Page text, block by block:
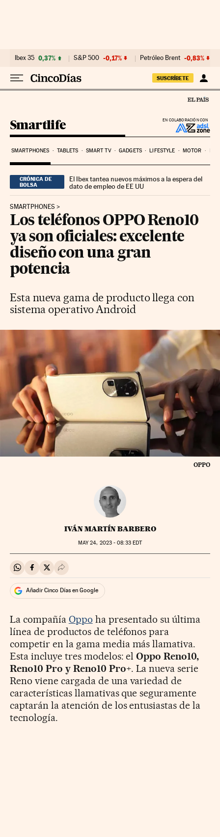
Ibex 35 0,37% S&P 500 -0,17% Petróleo Brent -0,83%
SUSCRÍBETE
EN COLABORACIÓN CON
Smartlife
SMARTPHONES TABLETS SMART TV GADGETS LIFESTYLE MOTOR
CRÓNICA DE
BOLSA
El Ibex tantea nuevos máximos a la espera del
dato de empleo de EE UU
SMARTPHONES
Los teléfonos OPPO Reno10
ya son oficiales: excelente
diseño con una gran
potencia
Esta nueva gama de producto llega con
sistema operativo Android
OPPO
IVÁN MARTÍN BARBERO
MAY24, 2023 - 08:33EDT
Compartir en Whatsapp
Compartir en Facebook
Compartir en Twitter
Desplegar Redes Sociales
Añadir Cinco Días en Google
La compañía Oppo ha presentado su última
línea de productos de teléfonos para
competir en la gama media más llamativa.
Esta incluye tres modelos: elOppo Reno10,
Reno10 Pro y Reno10 Pro+. La nueva serie
Reno viene cargada de una variedad de
características llamativas que seguramente
captarán la atención de los entusiastas de la
tecnología.